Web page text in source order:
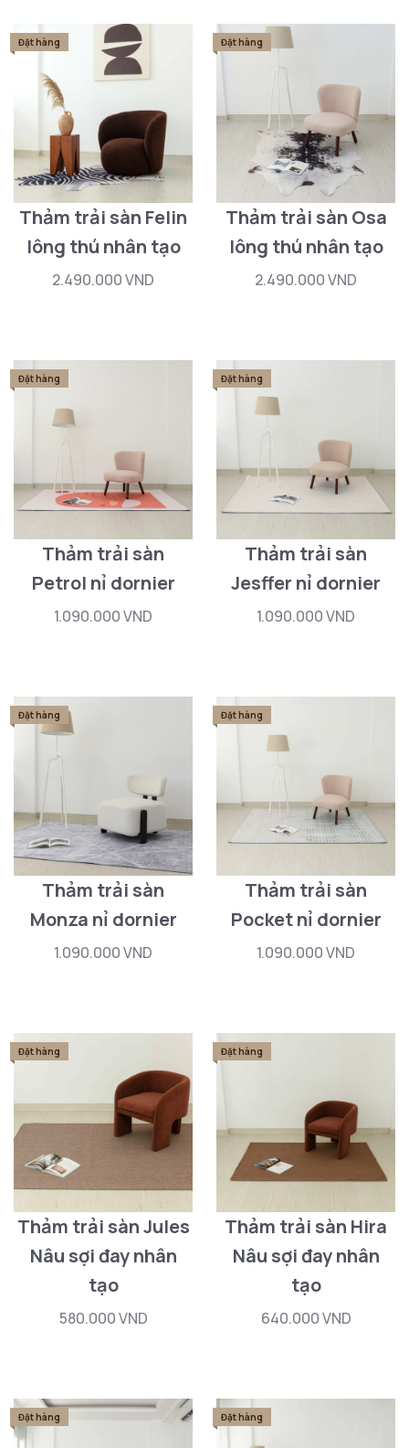
Đặt hàng
Thảm trải sàn Felin
lông thú nhân tạo
2.490.000 VND
Đặt hàng
Thảm trải sàn Osa
lông thú nhân tạo
2.490.000 VND
Đặt hàng
Thảm trải sàn
Petrol nỉ dornier
1.090.000 VND
Đặt hàng
Thảm trải sàn
Jesffer nỉ dornier
1.090.000 VND
Đặt hàng
Thảm trải sàn
Monza nỉ dornier
1.090.000 VND
Đặt hàng
Thảm trải sàn
Pocket nỉ dornier
1.090.000 VND
Đặt hàng
Thảm trải sàn Jules
Nâu sợi đay nhân
tạo
580.000 VND
Đặt hàng
Thảm trải sàn Hira
Nâu sợi đay nhân
tạo
640.000 VND
Đặt hàng Đặt hàng